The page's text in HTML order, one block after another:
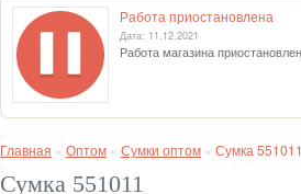
Работа приостановлена
Дата: 11.12.2021
Работа магазина
Главная » Оптом » Сумки оптом » Сумка 551011
Сумка 551011